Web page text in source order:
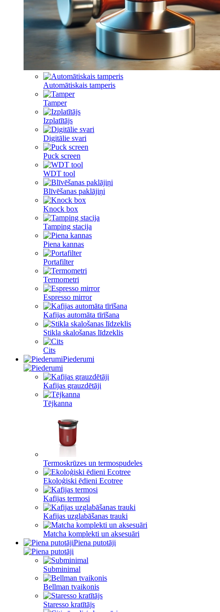
Automātiskais tamperis
Tamper
Izplatītājs
Digitālie svari
Puck screen
WDT tool
Blīvēšanas paklājiņi
Knock box
Tamping stacija
Piena kannas
Portafilter
Termometri
Espresso mirror
Kafijas automāta tīrīšana
Stikla skalošanas līdzeklis
Cits
Piederumi
Kafijas grauzdētāji
Tējkanna
Termoskrūzes un termospudeles
Ekoloģiski ēdieni Ecotree
Kafijas termosi
Kafijas uzglabāšanas trauki
Matcha komplekti un aksesuāri
Piena putotāji
Subminimal
Bellman tvaikonis
Staresso kratītājs